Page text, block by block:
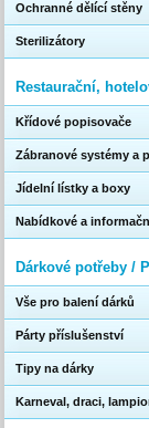
Ochranné dělící stěny
Sterilizátory
Restaurační,
Křídové popisovače
Zábranové systémy a
Jídelní lístky a boxy
Nabídkové a
Dárkové potřeby /
Vše pro balení dárků
Párty příslušenství
Tipy na dárky
Karneval, draci,